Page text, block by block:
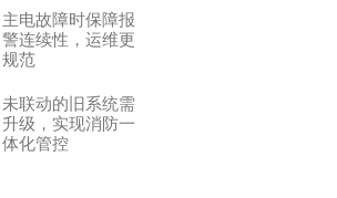
主电故障时保障报
警连续性，运维更
规范
未联动的旧系统需
升级，实现消防一
体化管控